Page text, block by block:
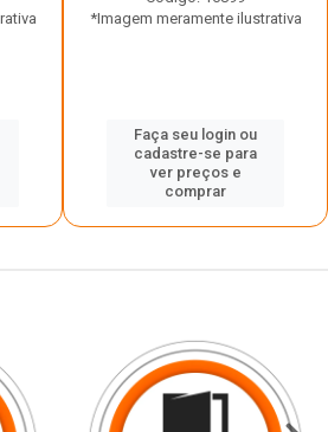
*Imagem meramente ilustrativa
Faça seu login ou
cadastre-se para
ver preços e
comprar